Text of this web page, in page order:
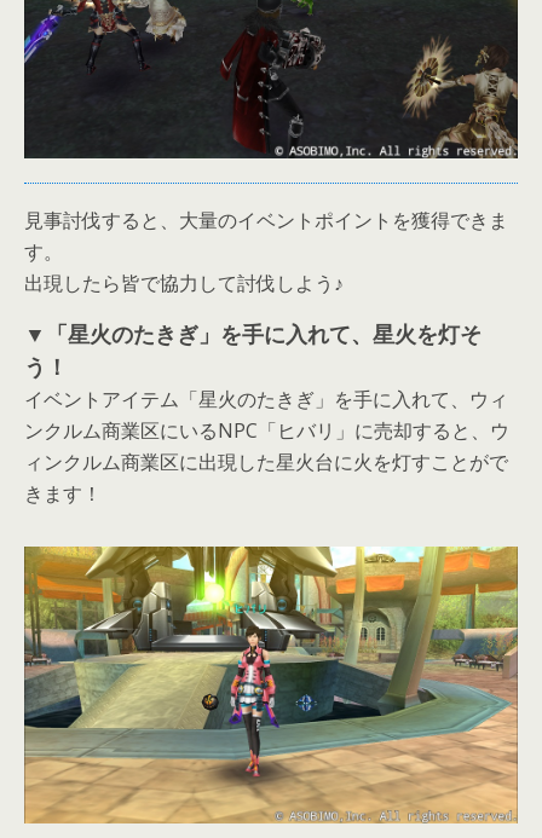
見事討伐すると、大量のイベントポイントを獲得できま
す。
出現したら皆で協力して討伐しよう♪
▼「星火のたきぎ」を手に入れて、星火を灯そ
う！
イベントアイテム「星火のたきぎ」を手に入れて、ウィ
ンクルム商業区にいるNPC「ヒバリ」に売却すると、ウ
ィンクルム商業区に出現した星火台に火を灯すことがで
きます！